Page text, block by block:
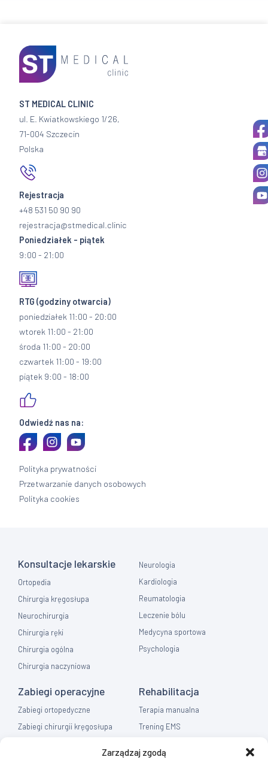
Zarządzaj zgodą
ST MEDICAL CLINIC
ul. E. Kwiatkowskiego 1/26,
71-004 Szczecin
Polska
Rejestracja
+48 531 50 90 90
rejestracja@stmedical.clinic
Poniedziałek - piątek
9:00 - 21:00
RTG (godziny otwarcia)
poniedziałek 11:00 - 20:00
wtorek 11:00 - 21:00
środa 11:00 - 20:00
czwartek 11:00 - 19:00
piątek 9:00 - 18:00
Odwiedź nas na:
Polityka prywatności
Przetwarzanie danych osobowych
Polityka cookies
Konsultacje lekarskie
Ortopedia
Chirurgia kręgosłupa
Neurochirurgia
Chirurgia ręki
Chirurgia ogólna
Chirurgia naczyniowa
Neurologia
Kardiologia
Reumatologia
Leczenie bólu
Medycyna sportowa
Psychologia
Zabiegi operacyjne
Zabiegi ortopedyczne
Zabiegi chirurgii kręgosłupa
Rehabilitacja
Terapia manualna
Trening EMS